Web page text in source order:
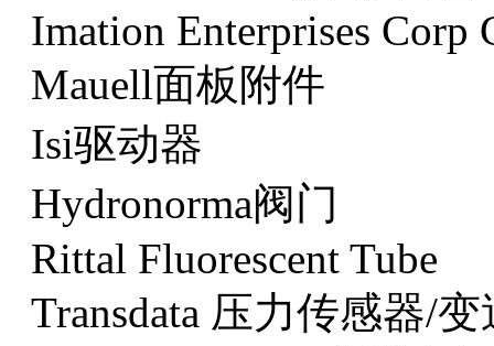
Imation Enterprises Corp
Mauell面板附件
Isi驱动器
Hydronorma阀门
Rittal Fluorescent Tube
Transdata 压力传感器/